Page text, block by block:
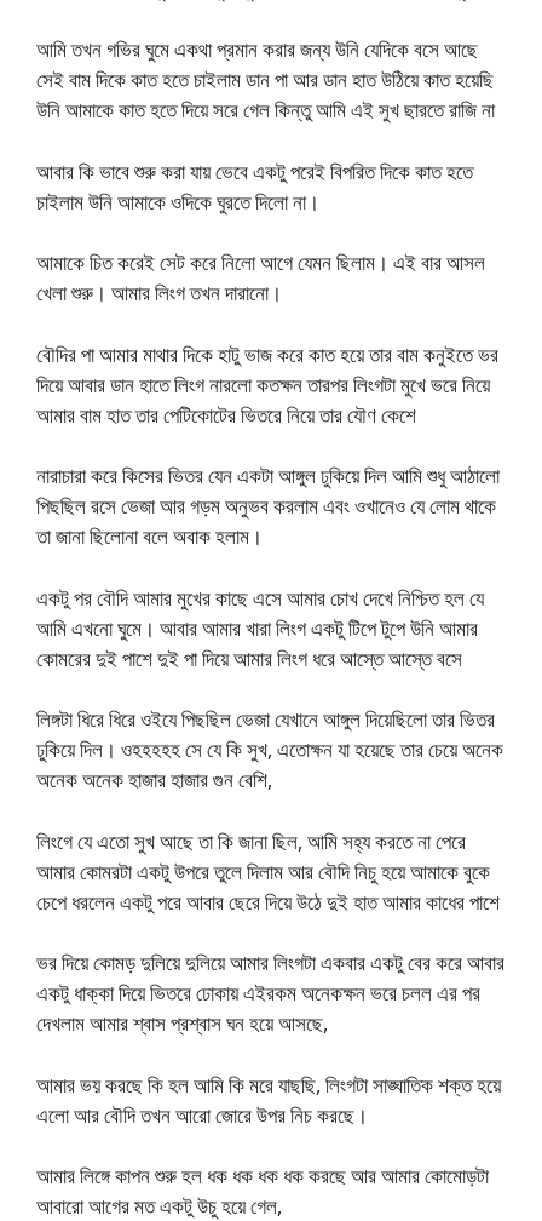
আমি তখন গভির ঘুমে একথা প্রমান করার জন্য উনি যেদিকে বসে আছে
সেই বাম দিকে কাত হতে চাইলাম ডান পা আর ডান হাত উঠিয়ে কাত হয়েছি
উনি আমাকে কাত হতে দিয়ে সরে গেল কিন্তু আমি এই সুখ ছারতে রাজি না
আবার কি ভাবে শুরু করা যায় ভেবে একটু পরেই বিপরিত দিকে কাত হতে
চাইলাম উনি আমাকে ওদিকে ঘুরতে দিলো না।
আমাকে চিত করেই সেট করে নিলো আগে যেমন ছিলাম। এই বার আসল
খেলা শুরু। আমার লিংগ তখন দারানো।
বৌদির পা আমার মাথার দিকে হাটু ভাজ করে কাত হয়ে তার বাম কনুইতে ভর
দিয়ে আবার ডান হাতে লিংগ নারলো কতক্ষন তারপর লিংগটা মুখে ভরে নিয়ে
আমার বাম হাত তার পেটিকোটের ভিতরে নিয়ে তার যৌণ কেশে
নারাচারা করে কিসের ভিতর যেন একটা আঙ্গুল ঢুকিয়ে দিল আমি শুধু আঠালো
পিছছিল রসে ভেজা আর গড়ম অনুভব করলাম এবং ওখানেও যে লোম থাকে
তা জানা ছিলোনা বলে অবাক হলাম।
একটু পর বৌদি আমার মুখের কাছে এসে আমার চোখ দেখে নিশ্চিত হল যে
আমি এখনো ঘুমে। আবার আমার খারা লিংগ একটু টিপে টুপে উনি আমার
কোমরের দুই পাশে দুই পা দিয়ে আমার লিংগ ধরে আস্তে আস্তে বসে
লিঙ্গটা ধিরে ধিরে ওইযে পিছছিল ভেজা যেখানে আঙ্গুল দিয়েছিলো তার ভিতর
ঢুকিয়ে দিল। ওহহহহহ সে যে কি সুখ, এতোক্ষন যা হয়েছে তার চেয়ে অনেক
অনেক অনেক হাজার হাজার গুন বেশি,
লিংগে যে এতো সুখ আছে তা কি জানা ছিল, আমি সহ্য করতে না পেরে
আমার কোমরটা একটু উপরে তুলে দিলাম আর বৌদি নিচু হয়ে আমাকে বুকে
চেপে ধরলেন একটু পরে আবার ছেরে দিয়ে উঠে দুই হাত আমার কাধের পাশে
ভর দিয়ে কোমড় দুলিয়ে দুলিয়ে আমার লিংগটা একবার একটু বের করে আবার
একটু ধাক্কা দিয়ে ভিতরে ঢোকায় এইরকম অনেকক্ষন ভরে চলল এর পর
দেখলাম আমার শ্বাস প্রশ্বাস ঘন হয়ে আসছে,
আমার ভয় করছে কি হল আমি কি মরে যাছছি, লিংগটা সাঙ্ঘাতিক শক্ত হয়ে
এলো আর বৌদি তখন আরো জোরে উপর নিচ করছে।
আমার লিঙ্গে কাপন শুরু হল ধক ধক ধক ধক করছে আর আমার কোমোড়টা
আবারো আগের মত একটু উচু হয়ে গেল,